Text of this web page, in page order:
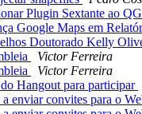
Plugin Sextante ao
Google Maps em
Doutorado Kelly
Victor Ferreira
Victor Ferreira
Hangout para participar
enviar convites para o